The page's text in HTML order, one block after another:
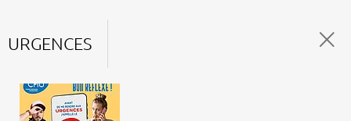
URGENCES